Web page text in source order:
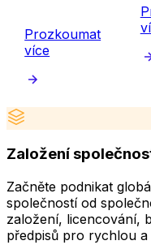
Prozkoumat
více
Založení
Začněte podnikat
společností od
založení, licencování,
předpisů pro rychlou